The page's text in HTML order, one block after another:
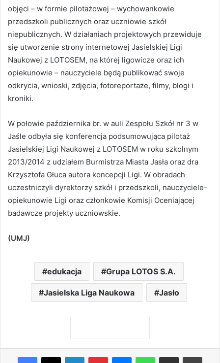
objęci – w formie pilotażowej – wychowankowie
przedszkoli publicznych oraz uczniowie szkół
niepublicznych. W działaniach projektowych przewiduje
się utworzenie strony internetowej Jasielskiej Ligi
Naukowej z LOTOSEM, na której ligowicze oraz ich
opiekunowie – nauczyciele będą publikować swoje
odkrycia, wnioski, zdjęcia, fotoreportaże, filmy, blogi i
kroniki.
W połowie października br. w auli Zespołu Szkół nr 3 w
Jaśle odbyła się konferencja podsumowująca pilotaż
Jasielskiej Ligi Naukowej z LOTOSEM w roku szkolnym
2013/2014 z udziałem Burmistrza Miasta Jasła oraz dra
Krzysztofa Głuca autora koncepcji Ligi. W obradach
uczestniczyli dyrektorzy szkół i przedszkoli, nauczyciele-
opiekunowie Ligi oraz członkowie Komisji Oceniającej
badawcze projekty uczniowskie.
(UMJ)
edukacja Grupa LOTOS S.A.
Jasielska Liga Naukowa Jasło
Facebook
X LinkedInPinterestMessengerWhatsAppShare via Email Print